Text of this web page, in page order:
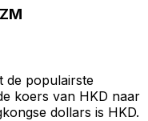
de populairste
koers van HKD naar
dollars is HKD.